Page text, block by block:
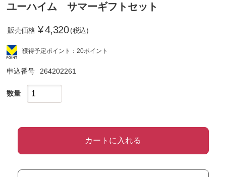
ユーハイム サマーギフトセット
販売価格 ¥4,320 (税込)
獲得予定ポイント：20ポイント
申込番号 264202261
数量
カートに入れる